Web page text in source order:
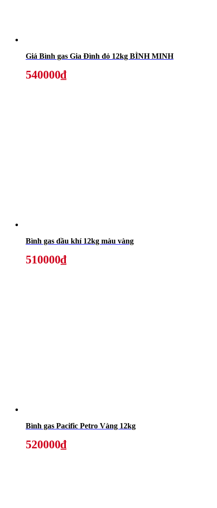
Giá Bình gas Gia Đình đỏ 12kg BÌNH MINH
540000₫
Bình gas dầu khí 12kg màu vàng
510000₫
Bình gas Pacific Petro Vàng 12kg
520000₫